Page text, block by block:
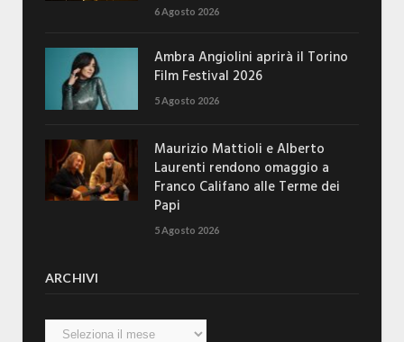
6 Agosto 2026
Ambra Angiolini aprirà il Torino
Film Festival 2026
5 Agosto 2026
Maurizio Mattioli e Alberto
Laurenti rendono omaggio a
Franco Califano alle Terme dei
Papi
5 Agosto 2026
ARCHIVI
Archivi